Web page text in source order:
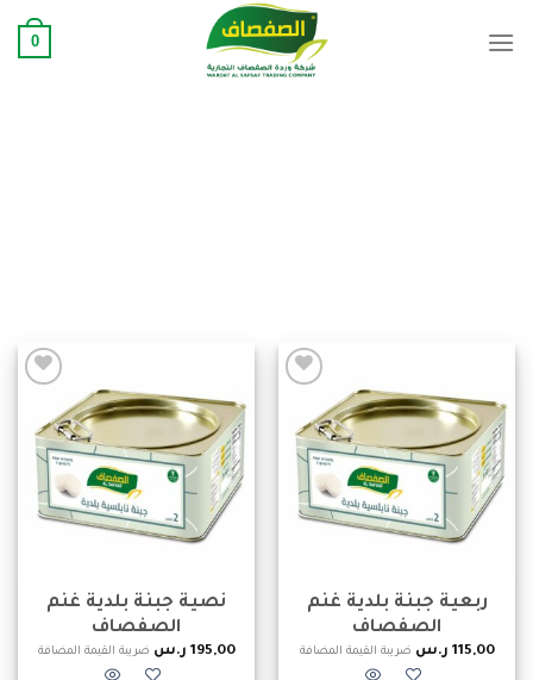
0
wishlist
ربعية جبنة بلدية غنم
الصفصاف
115,00 ر.س ضريبة القيمة المضافة
wishlist
نصية جبنة بلدية غنم
الصفصاف
195,00 ر.س ضريبة القيمة المضافة